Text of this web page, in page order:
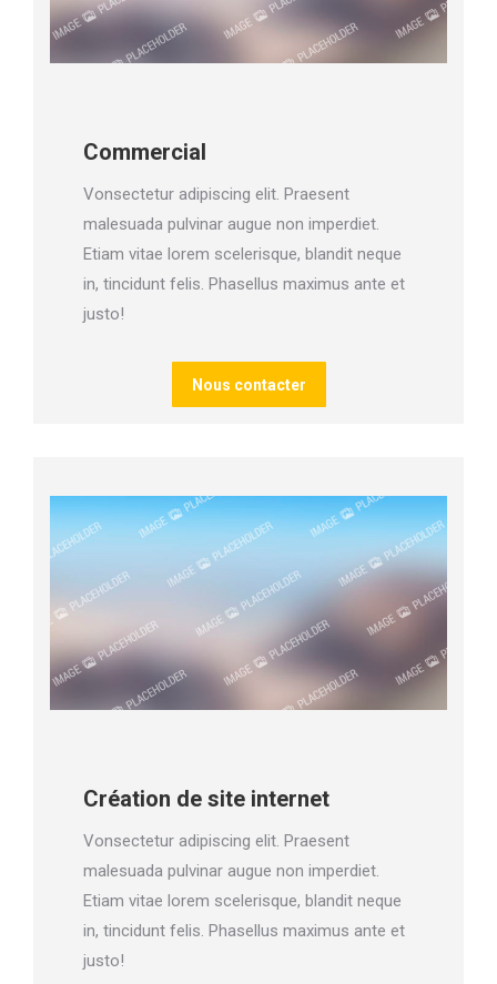
Commercial
Vonsectetur adipiscing elit. Praesent
malesuada pulvinar augue non imperdiet.
Etiam vitae lorem scelerisque, blandit neque
in, tincidunt felis. Phasellus maximus ante et
justo!
Nous contacter
Création de site internet
Vonsectetur adipiscing elit. Praesent
malesuada pulvinar augue non imperdiet.
Etiam vitae lorem scelerisque, blandit neque
in, tincidunt felis. Phasellus maximus ante et
justo!